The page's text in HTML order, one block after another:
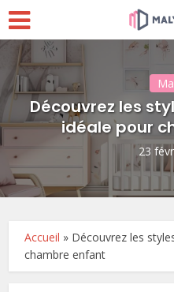
Découvrez les
idéale pour
23
Accueil » Découvrez les
chambre enfant